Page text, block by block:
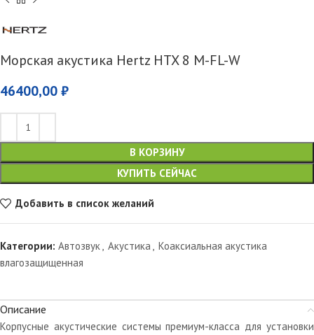
Морская акустика Hertz HTX 8 M-FL-W
46400,00 ₽
В КОРЗИНУ
КУПИТЬ СЕЙЧАС
Добавить в список желаний
Категории: Автозвук Акустика
Коаксиальная акустика
влагозащищенная
Описание
Корпусные акустические системы премиум-класса для установки